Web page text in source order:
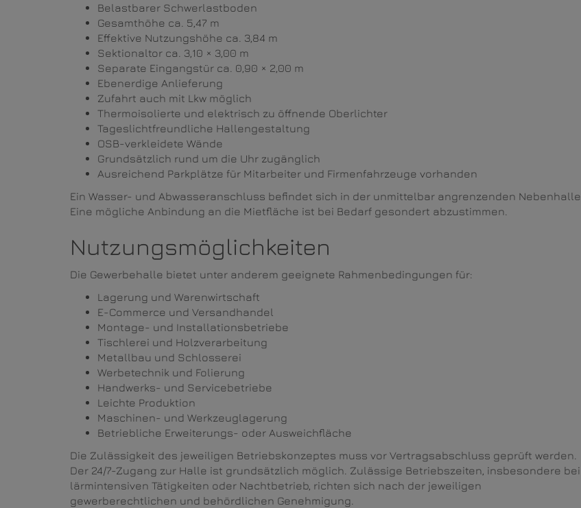
Belastbarer Schwerlastboden
Gesamthöhe ca. 5,47 m
Effektive Nutzungshöhe ca. 3,84 m
Sektionaltor ca. 3,10 × 3,00 m
Separate Eingangstür ca. 0,90 × 2,00 m
Ebenerdige Anlieferung
Zufahrt auch mit Lkw möglich
Thermoisolierte und elektrisch zu öffnende Oberlichter
Tageslichtfreundliche Hallengestaltung
OSB-verkleidete Wände
Grundsätzlich rund um die Uhr zugänglich
Ausreichend Parkplätze für Mitarbeiter und Firmenfahrzeuge vorhanden
Ein Wasser- und Abwasseranschluss befindet sich in der unmittelbar angrenzenden Nebenhalle.
Eine mögliche Anbindung an die Mietfläche ist bei Bedarf gesondert abzustimmen.
Nutzungsmöglichkeiten
Die Gewerbehalle bietet unter anderem geeignete Rahmenbedingungen für:
Lagerung und Warenwirtschaft
E-Commerce und Versandhandel
Montage- und Installationsbetriebe
Tischlerei und Holzverarbeitung
Metallbau und Schlosserei
Werbetechnik und Folierung
Handwerks- und Servicebetriebe
Leichte Produktion
Maschinen- und Werkzeuglagerung
Betriebliche Erweiterungs- oder Ausweichfläche
Die Zulässigkeit des jeweiligen Betriebskonzeptes muss vor Vertragsabschluss geprüft werden.
Der 24/7-Zugang zur Halle ist grundsätzlich möglich. Zulässige Betriebszeiten, insbesondere bei
lärmintensiven Tätigkeiten oder Nachtbetrieb, richten sich nach der jeweiligen
gewerberechtlichen und behördlichen Genehmigung.